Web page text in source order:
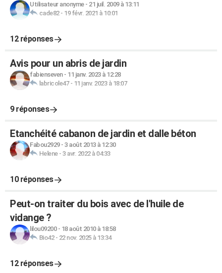
Utilisateur anonyme- 21 juil. 2009 à 13:11
cade82- 19 févr. 2021 à 10:01
12 réponses
Avis pour un abris de jardin
fabienseven- 11 janv. 2023 à 12:28
labricole47- 11 janv. 2023 à 18:07
9 réponses
Etanchéité cabanon de jardin et dalle béton
Fabou2929- 3 août 2013 à 12:30
Helene- 3 avr. 2022 à 04:33
10 réponses
Peut-on traiter du bois avec de l'huile de
vidange ?
lilou09200- 18 août 2010 à 18:58
Bio42- 22 nov. 2025 à 13:34
12 réponses